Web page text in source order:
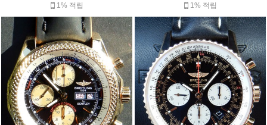
1% 적립
1% 적립